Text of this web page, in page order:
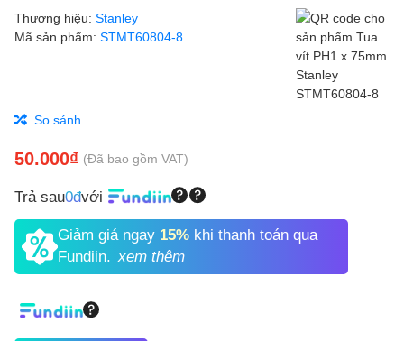
Thương hiệu: Stanley
Mã sản phẩm: STMT60804-8
So sánh
50.000₫ (Đã bao gồm VAT)
Trả sau0đvới
Giảm giá ngay 15%khi thanh toán qua
Fundiin. xem thêm